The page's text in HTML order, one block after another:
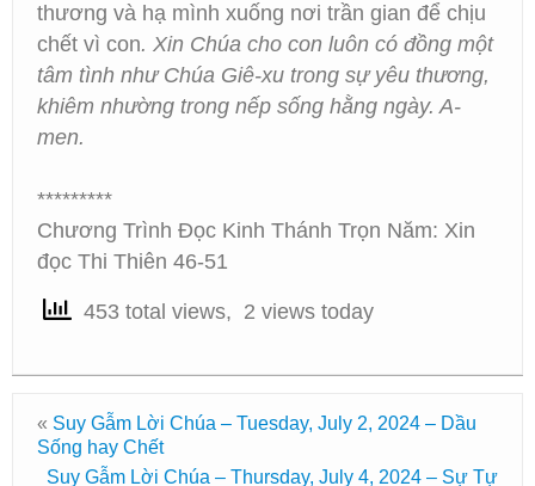
thương và hạ mình xuống nơi trần gian để chịu
chết vì con. Xin Chúa cho con luôn có đồng một
tâm tình như Chúa Giê-xu trong sự yêu thương,
khiêm nhường trong nếp sống hằng ngày. A-
men.
*********
Chương Trình Đọc Kinh Thánh Trọn Năm: Xin
đọc Thi Thiên 46-51
453 total views, 2 views today
« Suy Gẫm Lời Chúa – Tuesday, July 2, 2024 – Dầu
Sống hay Chết
Suy Gẫm Lời Chúa – Thursday, July 4, 2024 – Sự Tự